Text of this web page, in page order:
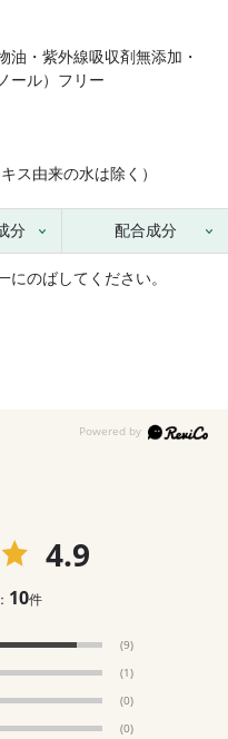
・紫外線吸収剤無添加・
ール）フリー
ス由来の水は除く）
分 配合成分
のばしてください。
4.9
10件
(9)
(1)
(0)
(0)